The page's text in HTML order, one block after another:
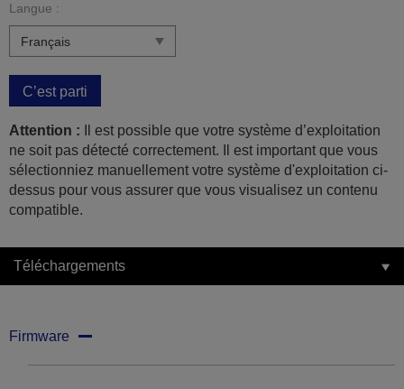
Langue :
C’est parti
Attention : Il est possible que votre système d’exploitation
ne soit pas détecté correctement. Il est important que vous
sélectionniez manuellement votre système d'exploitation ci-
dessus pour vous assurer que vous visualisez un contenu
compatible.
Téléchargements
Firmware